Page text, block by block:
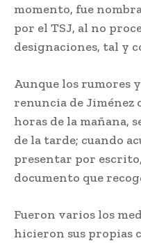
momento, fue
por el TSJ, al no
designaciones, tal y
Aunque los rumores
renuncia de
horas de la mañana,
de la tarde; cuando
presentar por
documento que
Fueron varios los
hicieron sus propias